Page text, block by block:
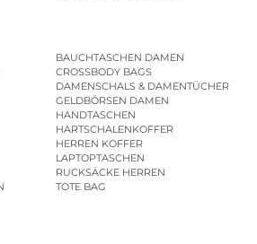
BAUCHTASCHEN DAMEN
CROSSBODY BAGS
DAMENSCHALS & DAMENTÜCHER
GELDBÖRSEN DAMEN
HANDTASCHEN
HARTSCHALENKOFFER
HERREN KOFFER
LAPTOPTASCHEN
RUCKSÄCKE HERREN
TOTE BAG